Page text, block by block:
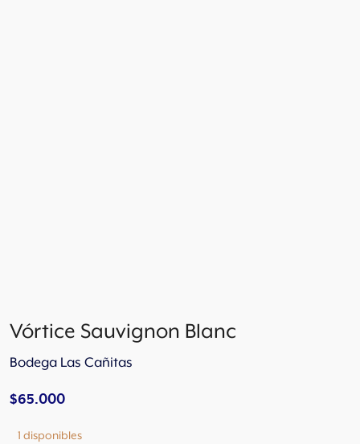
Vórtice Sauvignon Blanc
Bodega Las Cañitas
$65.000
1 disponibles